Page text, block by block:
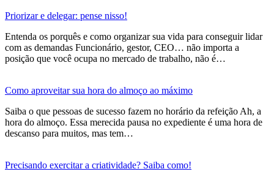
Priorizar e delegar: pense nisso!
Entenda os porquês e como organizar sua vida para conseguir lidar
com as demandas Funcionário, gestor, CEO… não importa a
posição que você ocupa no mercado de trabalho, não é…
Como aproveitar sua hora do almoço ao máximo
Saiba o que pessoas de sucesso fazem no horário da refeição Ah, a
hora do almoço. Essa merecida pausa no expediente é uma hora de
descanso para muitos, mas tem…
Precisando exercitar a criatividade? Saiba como!